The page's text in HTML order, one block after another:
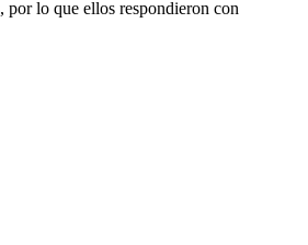
por lo que ellos respondieron con